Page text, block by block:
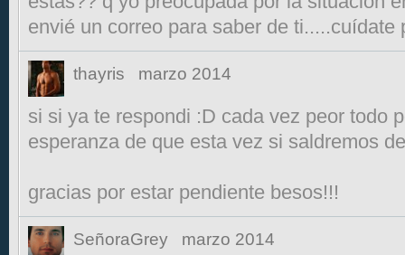
envié un correo para saber de ti.....cuídate
thayris marzo 2014
si si ya te respondi :D cada vez peor todo
esperanza de que esta vez si saldremos
gracias por estar pendiente besos!!!
SeñoraGrey marzo 2014